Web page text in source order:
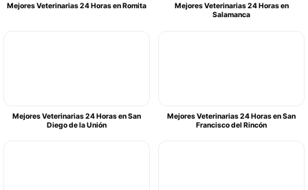
Mejores Veterinarias 24 Horas en Romita
Mejores Veterinarias 24 Horas en
Salamanca
Mejores Veterinarias 24 Horas en San
Diego de la Unión
Mejores Veterinarias 24 Horas en San
Francisco del Rincón